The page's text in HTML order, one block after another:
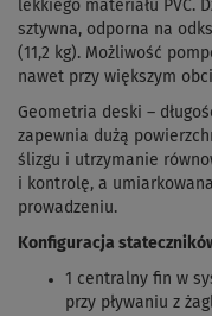
lekkiego materiału PVC.
sztywna, odporna na
(11,2 kg). Możliwość
nawet przy większym
Geometria deski –
zapewnia dużą
ślizgu i utrzymanie
i kontrolę, a
prowadzeniu.
Konfiguracja
1 centralny fin w
przy pływaniu z